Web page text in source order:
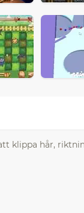
klippa hår,